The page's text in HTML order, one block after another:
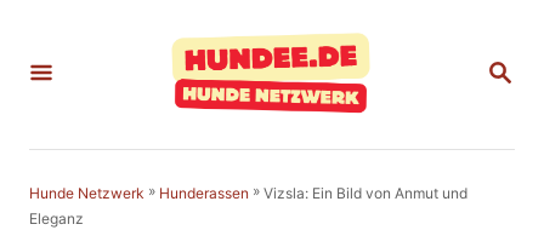
S
R
Hunde Netzwerk » Hunderassen » Vizsla: Ein Bild von Anmut und
Eleganz